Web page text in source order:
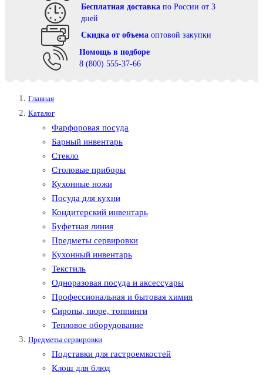
Бесплатная доставка по России от 3
дней
Cкидка от объема оптовой закупки
Помощь в подборе
8 (800) 555-37-66
Главная
Каталог
Фарфоровая посуда
Барный инвентарь
Стекло
Столовые приборы
Кухонные ножи
Посуда для кухни
Кондитерский инвентарь
Буфетная линия
Предметы сервировки
Кухонный инвентарь
Текстиль
Одноразовая посуда и аксессуары
Профессиональная и бытовая химия
Сиропы, пюре, топпинги
Тепловое оборудование
Предметы сервировки
Подставки для гастроемкостей
Клош для блюд